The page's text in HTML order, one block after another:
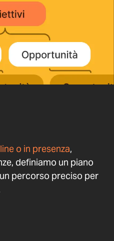
o in presenza,
definiamo un piano
percorso preciso per